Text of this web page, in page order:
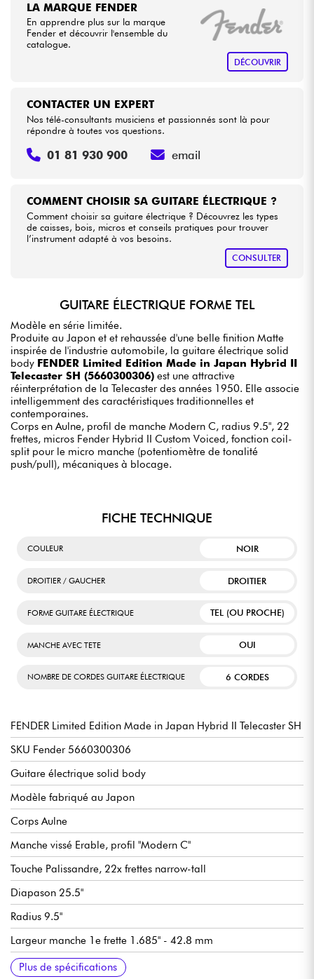
LA MARQUE FENDER
En apprendre plus sur la marque
Fender et découvrir l'ensemble du
catalogue.
DÉCOUVRIR
COMMENT CHOISIR SA GUITARE ÉLECTRIQUE ?
Comment choisir sa guitare électrique ? Découvrez les types
de caisses, bois, micros et conseils pratiques pour trouver
l’instrument adapté à vos besoins.
CONSULTER
CONTACTER UN EXPERT
Nos télé-consultants musiciens et passionnés sont là pour
répondre à toutes vos questions.
01 81 930 900 email
GUITARE ÉLECTRIQUE FORME TEL
Modèle en série limitée.
Produite au Japon et et rehaussée d'une belle finition Matte
inspirée de l'industrie automobile, la guitare électrique solid
body FENDER Limited Edition Made in Japan Hybrid II
Telecaster SH (5660300306) est une attractive
réinterprétation de la Telecaster des années 1950. Elle associe
intelligemment des caractéristiques traditionnelles et
contemporaines.
Corps en Aulne, profil de manche Modern C, radius 9.5", 22
frettes, micros Fender Hybrid II Custom Voiced, fonction coil-
split pour le micro manche (potentiomètre de tonalité
push/pull), mécaniques à blocage.
FICHE TECHNIQUE
COULEUR NOIR
DROITIER / GAUCHER DROITIER
FORME GUITARE ÉLECTRIQUE TEL (OU PROCHE)
MANCHE AVEC TETE OUI
NOMBRE DE CORDES GUITARE ÉLECTRIQUE 6 CORDES
FENDER Limited Edition Made in Japan Hybrid II Telecaster SH
SKU Fender 5660300306
Guitare électrique solid body
Modèle fabriqué au Japon
Corps Aulne
Manche vissé Erable, profil "Modern C"
Touche Palissandre, 22x frettes narrow-tall
Diapason 25.5"
Radius 9.5"
Largeur manche 1e frette 1.685" - 42.8 mm
Micros double bobinage Fender Hybrid II Custom Voiced
Master Volume
Master Tone
Sélecteur micros 3x postions
Chevalet Fender 3-Saddle Vintage-Style Strings-Through-Body
Tele® with Slanted Brass Barrel Saddles
Mécaniques à blocage Fender Vintage-Style
Finition corps brillant
Finition manche satin
Vendue avec housse Fender
Plus de spécifications